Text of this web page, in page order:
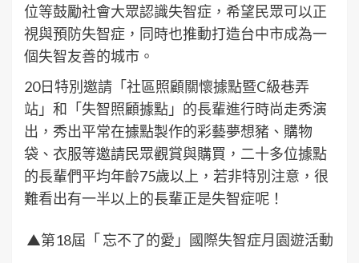
位等鼓勵社會大眾認識失智症，希望民眾可以正
視與預防失智症，同時也推動打造台中市成為一
個失智友善的城市。
20日特別邀請「社區照顧關懷據點暨C級巷弄
站」和「失智照顧據點」的長輩進行時尚走秀演
出，秀出平常在據點製作的彩藝夢想豬、購物
袋、衣服等邀請民眾觀賞與購買，二十多位據點
的長輩們平均年齡75歲以上，若非特別注意，很
難看出有一半以上的長輩正是失智症呢！
▲第18屆「 忘不了的愛」國際失智症月園遊活動